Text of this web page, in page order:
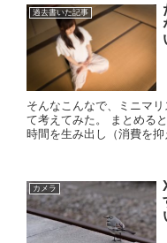
過去書いた記事
そんなこんなで、ミニマ
て考えてみた。 まとめる
時間を生み出し（消費を
カメラ